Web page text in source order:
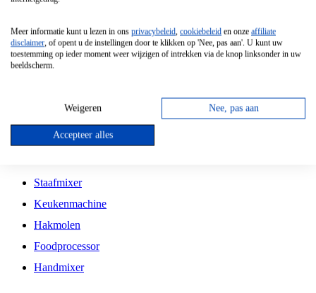
Vrijstaande Magnetron
Vrijstaande Kookplaat
Inbouw Gaskookplaat
Inbouw Keramische Kookplaat
Kookplaat Accessoires
Staafmixer
Keukenmachine
Hakmolen
Foodprocessor
Handmixer
Meer informatie kunt u lezen in ons privacybeleid, cookiebeleid en onze affiliate
disclaimer, of opent u de instellingen door te klikken op 'Nee, pas aan'. U kunt uw
toestemming op ieder moment weer wijzigen of intrekken via de knop linksonder in uw
beeldscherm.
Weigeren Nee, pas aan
Accepteer alles